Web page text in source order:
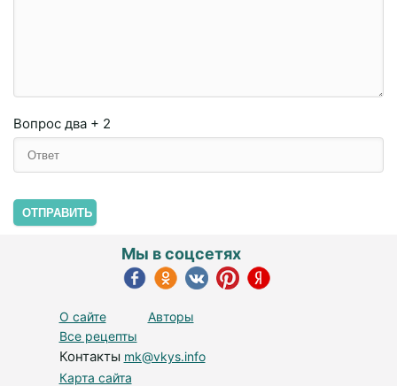
Вопрос два + 2
ОТПРАВИТЬ
О сайте
Авторы
Все рецепты
Контакты mk@vkys.info
Карта сайта
Мы в соцсетях